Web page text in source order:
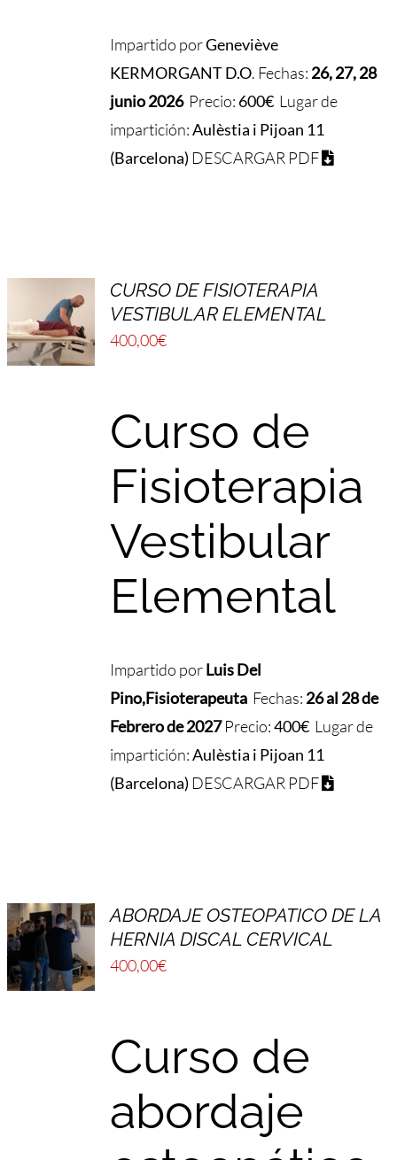
Impartido porGeneviève
KERMORGANT D.O. Fechas: 26, 27, 28
junio 2026 Precio: 600€ Lugar de
impartición:Aulèstia i Pijoan 11
(Barcelona) DESCARGAR PDF
CURSO DE FISIOTERAPIA
VESTIBULAR ELEMENTAL
400,00€
Curso de
Fisioterapia
Vestibular
Elemental
Impartido porLuis Del
Pino,Fisioterapeuta Fechas: 26 al 28 de
Febrero de 2027Precio:400€ Lugar de
impartición:Aulèstia i Pijoan 11
(Barcelona) DESCARGAR PDF
ABORDAJE OSTEOPATICO DE LA
HERNIA DISCAL CERVICAL
400,00€
Curso de
abordaje